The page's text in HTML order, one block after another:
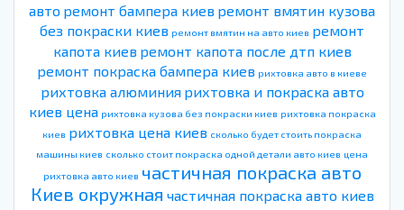
авто ремонт бампера киев ремонт вмятин кузова
без покраски киев ремонт вмятин на авто киев ремонт
капота киев ремонт капота после дтп киев
ремонт покраска бампера киев рихтовка авто в киеве
рихтовка алюминия рихтовка и покраска авто
киев цена рихтовка кузова без покраски киев рихтовка покраска
киев рихтовка цена киев сколько будет стоить покраска
машины киев сколько стоит покраска одной детали авто киев цена
рихтовка авто киев частичная покраска авто
Киев окружная частичная покраска авто киев